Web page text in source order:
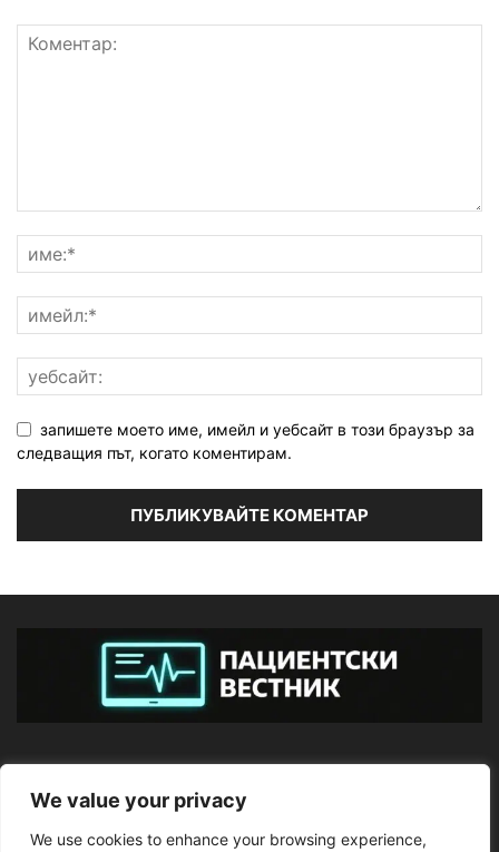
We value your privacy
We use cookies to enhance your browsing experience,
запишете моето име, имейл и уебсайт в този браузър за
следващия път, когато коментирам.